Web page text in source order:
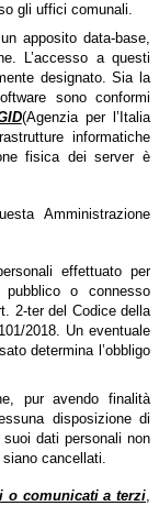
gli uffici comunali.
apposito data-base,
L’accesso a questi
designato. Sia la
sono conformi
(Agenzia per l’Italia
informatiche
fisica dei server è
Amministrazione
effettuato per
o connesso
2-ter del Codice della
2018. Un eventuale
determina l’obbligo
pur avendo finalità
disposizione di
dati personali non
cancellati.
o comunicati a terzi,